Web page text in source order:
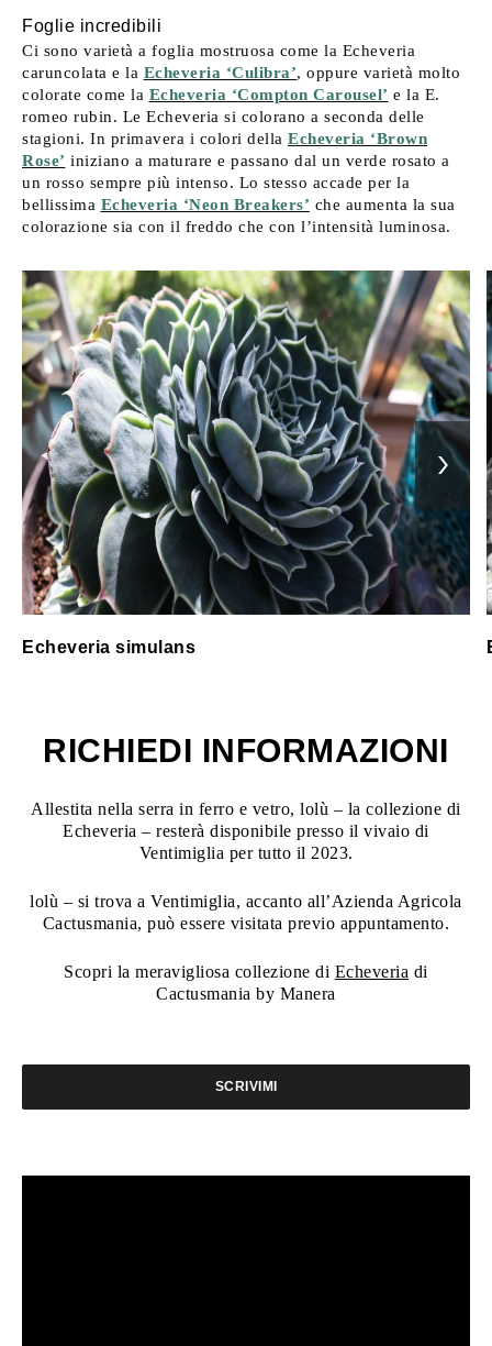
Foglie incredibili
Ci sono varietà a foglia mostruosa come la Echeveria
caruncolata e la Echeveria ‘Culibra’, oppure varietà molto
colorate come la Echeveria ‘Compton Carousel’ e la E.
romeo rubin. Le Echeveria si colorano a seconda delle
stagioni. In primavera i colori della Echeveria ‘Brown
Rose’ iniziano a maturare e passano dal un verde rosato a
un rosso sempre più intenso. Lo stesso accade per la
bellissima Echeveria ‘Neon Breakers’ che aumenta la sua
colorazione sia con il freddo che con l’intensità luminosa.
Echeveria simulans
RICHIEDI INFORMAZIONI
Allestita nella serra in ferro e vetro, lolù – la collezione di
Echeveria – resterà disponibile presso il vivaio di
Ventimiglia per tutto il 2023.
lolù – si trova a Ventimiglia, accanto all’Azienda Agricola
Cactusmania, può essere visitata previo appuntamento.
Scopri la meravigliosa collezione di Echeveria di
Cactusmania by Manera
SCRIVIMI